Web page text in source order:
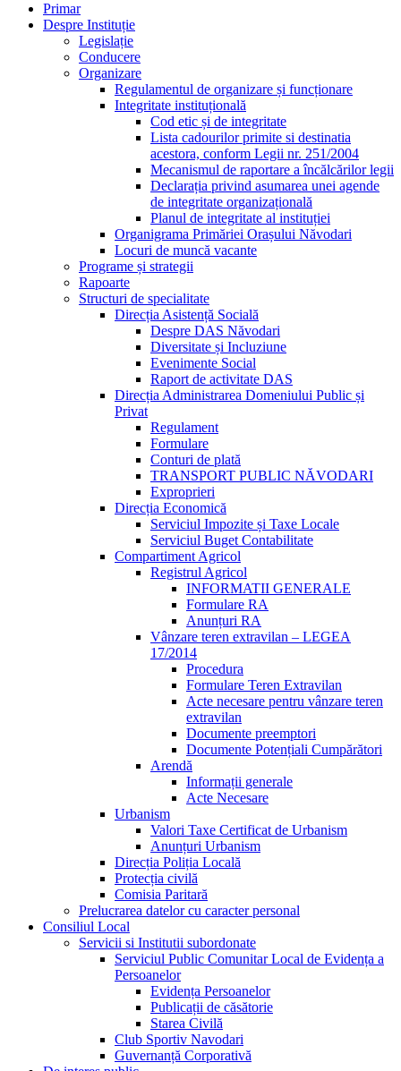
Primar
Despre Instituție
Legislație
Conducere
Organizare
Regulamentul de organizare și funcționare
Integritate instituțională
Cod etic și de integritate
Lista cadourilor primite si destinatia
acestora, conform Legii nr. 251/2004
Mecanismul de raportare a încălcărilor legii
Declarația privind asumarea unei agende
de integritate organizațională
Planul de integritate al instituției
Organigrama Primăriei Orașului Năvodari
Locuri de muncă vacante
Programe și strategii
Rapoarte
Structuri de specialitate
Direcția Asistență Socială
Despre DAS Năvodari
Diversitate și Incluziune
Evenimente Social
Raport de activitate DAS
Direcția Administrarea Domeniului Public și
Privat
Regulament
Formulare
Conturi de plată
TRANSPORT PUBLIC NĂVODARI
Exproprieri
Direcția Economică
Serviciul Impozite și Taxe Locale
Serviciul Buget Contabilitate
Compartiment Agricol
Registrul Agricol
INFORMATII GENERALE
Formulare RA
Anunțuri RA
Vânzare teren extravilan – LEGEA
17/2014
Procedura
Formulare Teren Extravilan
Acte necesare pentru vânzare teren
extravilan
Documente preemptori
Documente Potențiali Cumpărători
Arendă
Informații generale
Acte Necesare
Urbanism
Valori Taxe Certificat de Urbanism
Anunțuri Urbanism
Direcția Poliția Locală
Protecția civilă
Comisia Paritară
Prelucrarea datelor cu caracter personal
Consiliul Local
Servicii si Institutii subordonate
Serviciul Public Comunitar Local de Evidența a
Persoanelor
Evidența Persoanelor
Publicații de căsătorie
Starea Civilă
Club Sportiv Navodari
Guvernanță Corporativă